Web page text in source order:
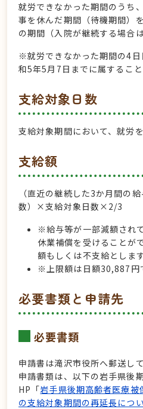
就労できなかった期間のうち
事を休んだ期間（待機期間）
の期間（入院が継続する場合
※就労できなかった期間の4
和5年5月7日までに属するこ
支給対象日数
支給対象期間において、就労
支給額
（直近の継続した3か月間の
数）×支給対象日数×2/3
※給与等が一部減額され
休業補償を受けることが
額もしくは不支給とします
※上限額は日額30,887円
必要書類と申請先
必要書類
申請書は滝沢市役所へ郵送し
申請書類は、以下の岩手県後
HP「岩手県後期高齢者医療被
の支給対象期間の再延長につ